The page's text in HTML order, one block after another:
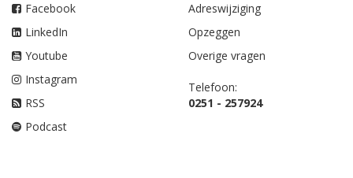
Facebook
LinkedIn
Youtube
Instagram
RSS
Podcast
Adreswijziging
Opzeggen
Overige vragen
Telefoon:
0251 - 257924